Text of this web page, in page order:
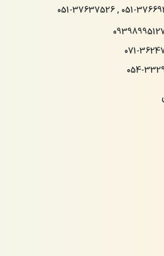
051-
,
051-37637526
071-
054-